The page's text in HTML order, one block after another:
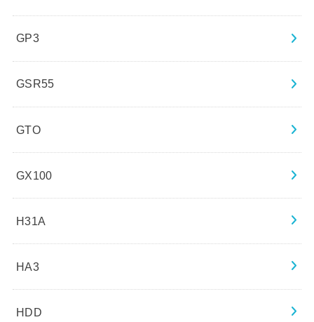
GP3
GSR55
GTO
GX100
H31A
HA3
HDD